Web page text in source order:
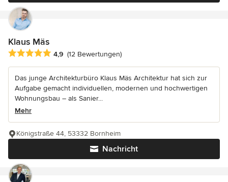
Klaus Mäs
Durchschnittliche Bewertung: 4.9 von 5 Sternen
4,9 (12 Bewertungen)
Das junge Architekturbüro Klaus Mäs Architektur hat sich zur
Aufgabe gemacht individuellen, modernen und hochwertigen
Wohnungsbau – als Sanier...
Mehr
Nachricht
Königstraße 44, 53332 Bornheim